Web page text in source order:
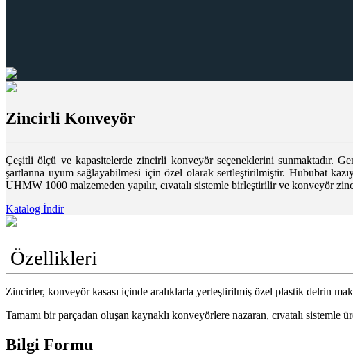
Zincirli Konveyör
Çeşitli ölçü ve kapasitelerde zincirli konveyör seçeneklerini sunmaktadır.
şartlanna uyum sağlayabilmesi için özel olarak sertleştirilmiştir. Hububat
UHMW 1000 malzemeden yapılır, cıvatalı sistemle birleştirilir ve konveyör
Katalog İndir
Özellikleri
Zincirler, konveyör kasası içinde aralıklarla yerleştirilmiş özel plastik delrin
Tamamı bir parçadan oluşan kaynaklı konveyörlere nazaran, cıvatalı
Bilgi Formu